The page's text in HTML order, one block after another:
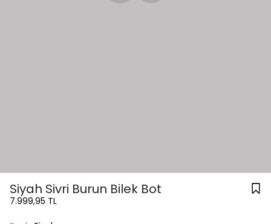
Siyah Sivri Burun Bilek Bot
7.999,95 TL